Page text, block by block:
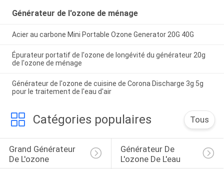
Générateur de l'ozone de ménage
Acier au carbone Mini Portable Ozone Generator 20G 40G
Épurateur portatif de l'ozone de longévité du générateur 20g
de l'ozone de ménage
Générateur de l'ozone de cuisine de Corona Discharge 3g 5g
pour le traitement de l'eau d'air
Catégories populaires Tous
Grand Générateur
De L'ozone
Générateur De
L'ozone De L'eau